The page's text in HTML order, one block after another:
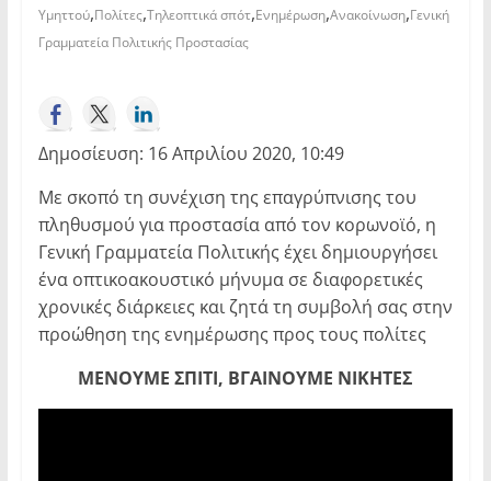
Υμηττού,Πολίτες,Τηλεοπτικά σπότ,Ενημέρωση,Ανακοίνωση,Γενική
Γραμματεία Πολιτικής Προστασίας
Δημοσίευση: 16 Απριλίου 2020, 10:49
Με σκοπό τη συνέχιση της επαγρύπνισης του
πληθυσμού για προστασία από τον κορωνοϊό, η
Γενική Γραμματεία Πολιτικής έχει δημιουργήσει
ένα οπτικοακουστικό μήνυμα σε διαφορετικές
χρονικές διάρκειες και ζητά τη συμβολή σας στην
προώθηση της ενημέρωσης προς τους πολίτες
ΜΕΝΟΥΜΕ ΣΠΙΤΙ, ΒΓΑΙΝΟΥΜΕ ΝΙΚΗΤΕΣ